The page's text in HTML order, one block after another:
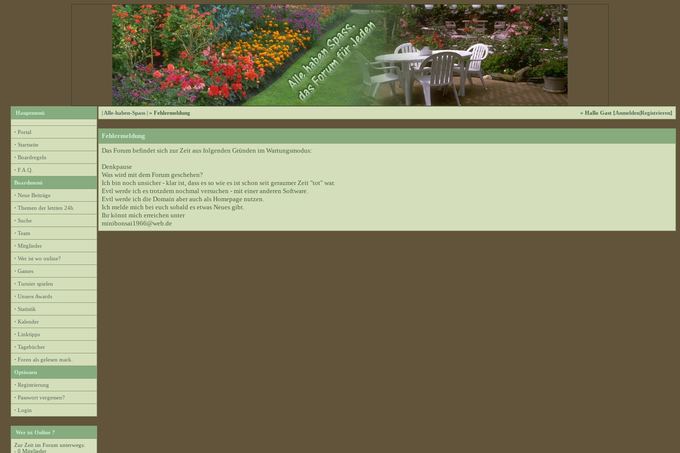
Hauptmenü
· Portal
· Startseite
· Boardregeln
· F.A.Q.
Boardmenü
· Neue Beiträge
· Themen der letzten 24h
· Suche
· Team
· Mitglieder
· Wer ist wo online?
· Games
· Turnier spielen
· Unsere Awards
· Statistik
· Kalender
· Linktipps
· Tagebücher
· Foren als gelesen mark.
Optionen
· Registrierung
· Passwort vergessen?
· Login
Wer ist Online ?
Zur Zeit im Forum unterwegs:
- 0 Mitglieder
| Alle-haben-Spass | » Fehlermeldung » Hallo Gast [Anmelden|Registrieren]
Fehlermeldung
Das Forum befindet sich zur Zeit aus folgenden Gründen im Wartungsmodus:
Denkpause
Was wird mit dem Forum geschehen?
Ich bin noch unsicher - klar ist, dass es so wie es ist schon seit geraumer Zeit "tot" war.
Evtl werde ich es trotzdem nochmal versuchen - mit einer anderen Software.
Evtl werde ich die Domain aber auch als Homepage nutzen.
Ich melde mich bei euch sobald es etwas Neues gibt.
Ihr könnt mich erreichen unter
minibonsai1966@web.de